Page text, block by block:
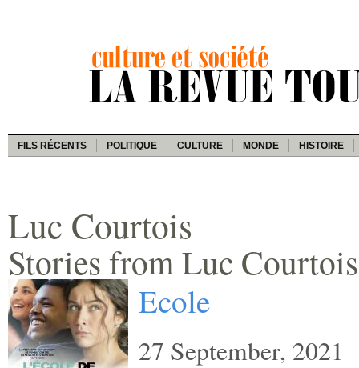
FILS RÉCENTS POLITIQUE CULTURE MONDE HISTOIRE
Luc Courtois
Stories from Luc Courtois
Ecole
27 September, 2021